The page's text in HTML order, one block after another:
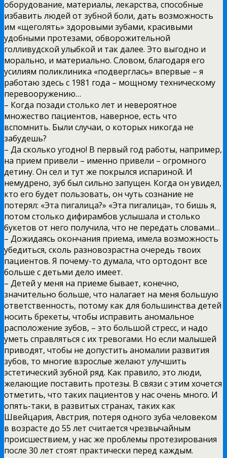
оборудование, материалы, лекарства, способные
избавить людей от зубной боли, дать возможность
им «щеголять» здоровыми зубами, красивыми
удобными протезами, обворожительной
голливудской улыбкой и так далее. Это выгодно и
морально, и материально. Словом, благодаря его
усилиям поликлиника «подверглась» впервые – я
работаю здесь с 1981 года – мощному техническому
перевооружению…
– Когда позади столько лет и невероятное
множество пациентов, наверное, есть что
вспомнить. Были случаи, о которых никогда не
забудешь?
– Да сколько угодно! В первый год работы, например,
на прием привели – именно привели – огромного
детину. Он сел и тут же покрылся испариной. И
немудрено, зуб был сильно запущен. Когда он увидел,
кто его будет пользовать, он чуть сознание не
потерял: «Эта пигалица?» «Эта пигалица», то бишь я,
потом столько дифирамбов услышала и столько
букетов от него получила, что не передать словами…
– Дожидаясь окончания приема, имела возможность
убедиться, сколь разновозрастна очередь твоих
пациентов. Я почему-то думала, что ортодонт все
больше с детьми дело имеет.
– Детей у меня на приеме бывает, конечно,
значительно больше, что налагает на меня большую
ответственность, потому как для большинства детей
носить брекеты, чтобы исправить аномальное
расположение зубов, – это большой стресс, и надо
уметь справляться с их тревогами. Но если малышей
приводят, чтобы не допустить аномалии развития
зубов, то многие взрослые желают улучшить
эстетический зубной ряд. Как правило, это люди,
желающие поставить протезы. В связи с этим хочется
отметить, что таких пациентов у нас очень много. И
опять-таки, в развитых странах, таких как
Швейцария, Австрия, потеря одного зуба человеком
в возрасте до 55 лет считается чрезвычайным
происшествием, у нас же проблемы протезирования
после 30 лет стоят практически перед каждым.